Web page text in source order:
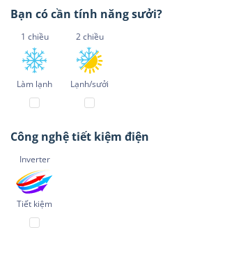
Bạn có cần tính năng sưởi?
1 chiều
Làm lạnh
2 chiều
Lạnh/sưởi
Công nghệ tiết kiệm điện
Inverter
Tiết kiệm